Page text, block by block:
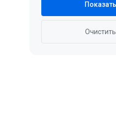
Показать
Очистить